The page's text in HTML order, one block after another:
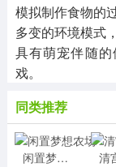
模拟制作食物的
多变的环境模式
具有萌宠伴随
戏。
同类推荐
闲置梦想农场